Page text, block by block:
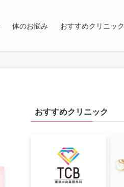
体のお悩み おすすめクリニック
おすすめクリニック